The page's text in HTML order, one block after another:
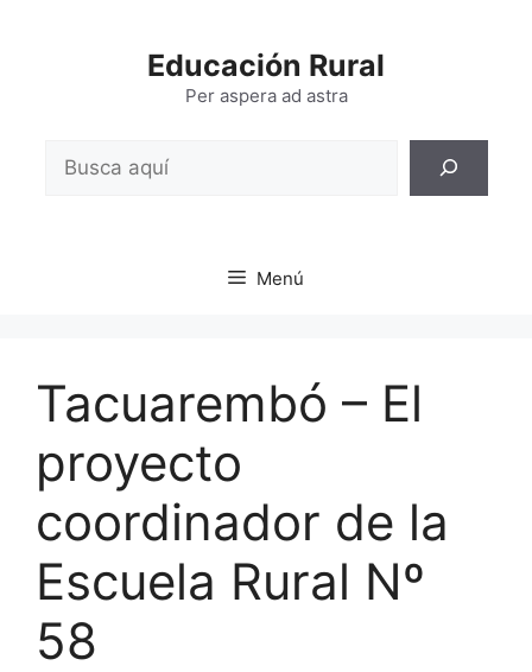
Educación Rural
Per aspera ad astra
Menú
Tacuarembó – El
proyecto
coordinador de la
Escuela Rural Nº
58